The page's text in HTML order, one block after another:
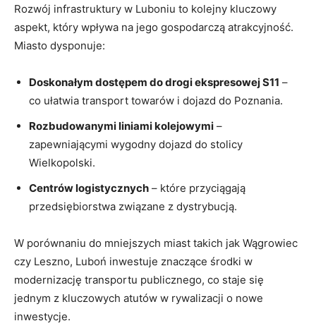
Rozwój infrastruktury w Luboniu to kolejny kluczowy
aspekt, który wpływa na jego gospodarczą atrakcyjność.
Miasto dysponuje:
Doskonałym dostępem do drogi ekspresowej S11 –
co ułatwia transport towarów i dojazd do Poznania.
Rozbudowanymi liniami kolejowymi –
zapewniającymi wygodny dojazd do stolicy
Wielkopolski.
Centrów logistycznych – które przyciągają
przedsiębiorstwa związane z dystrybucją.
W porównaniu do mniejszych miast takich jak Wągrowiec
czy Leszno, Luboń inwestuje znaczące środki w
modernizację transportu publicznego, co staje się
jednym z kluczowych atutów w rywalizacji o nowe
inwestycje.